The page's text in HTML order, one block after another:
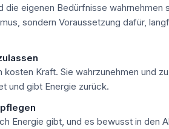
die eigenen Bedürfnisse wahrnehmen
sondern Voraussetzung dafür,
kosten Kraft. Sie wahrzunehmen und
und gibt Energie zurück.
Energie gibt, und es bewusst in den